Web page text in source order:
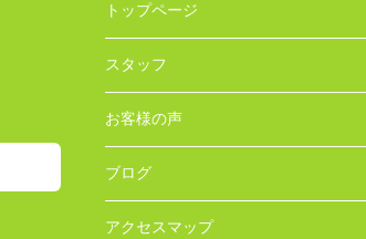
トップページ
スタッフ
お客様の声
ブログ
アクセスマップ